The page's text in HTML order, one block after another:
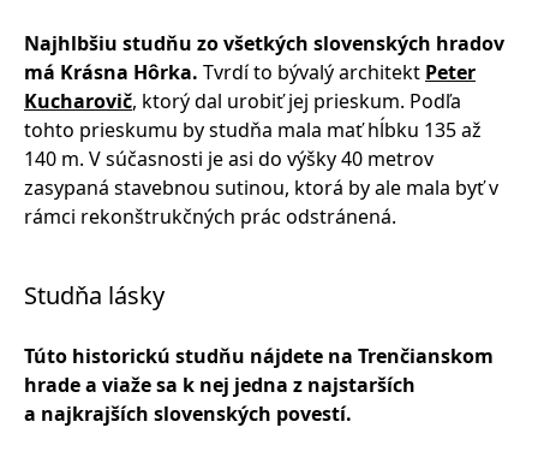
Najhlbšiu studňu zo všetkých slovenských hradov
má Krásna Hôrka. Tvrdí to bývalý architekt Peter
Kucharovič, ktorý dal urobiť jej prieskum. Podľa
tohto prieskumu by studňa mala mať hĺbku 135 až
140 m. V súčasnosti je asi do výšky 40 metrov
zasypaná stavebnou sutinou, ktorá by ale mala byť v
rámci rekonštrukčných prác odstránená.
Studňa lásky
Túto historickú studňu nájdete na Trenčianskom
hrade a viaže sa k nej jedna z najstarších
a najkrajších slovenských povestí.